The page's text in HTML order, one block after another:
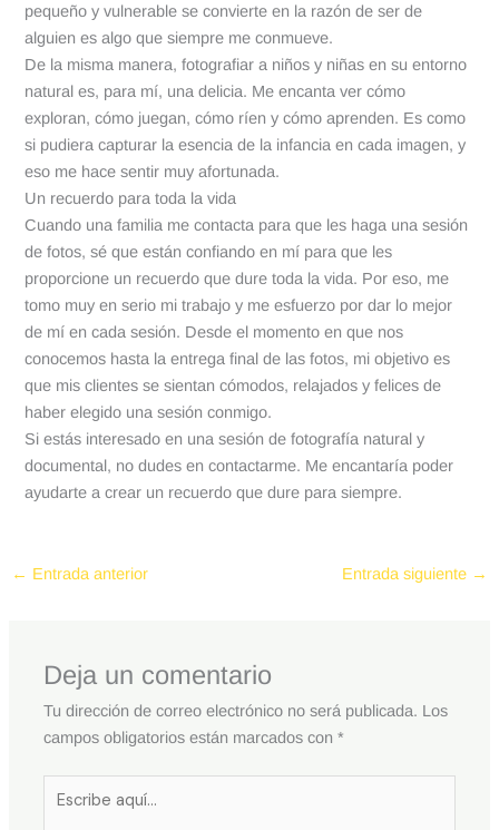
pequeño y vulnerable se convierte en la razón de ser de
alguien es algo que siempre me conmueve.
De la misma manera, fotografiar a niños y niñas en su entorno
natural es, para mí, una delicia. Me encanta ver cómo
exploran, cómo juegan, cómo ríen y cómo aprenden. Es como
si pudiera capturar la esencia de la infancia en cada imagen, y
eso me hace sentir muy afortunada.
Un recuerdo para toda la vida
Cuando una familia me contacta para que les haga una sesión
de fotos, sé que están confiando en mí para que les
proporcione un recuerdo que dure toda la vida. Por eso, me
tomo muy en serio mi trabajo y me esfuerzo por dar lo mejor
de mí en cada sesión. Desde el momento en que nos
conocemos hasta la entrega final de las fotos, mi objetivo es
que mis clientes se sientan cómodos, relajados y felices de
haber elegido una sesión conmigo.
Si estás interesado en una sesión de fotografía natural y
documental, no dudes en contactarme. Me encantaría poder
ayudarte a crear un recuerdo que dure para siempre.
← Entrada anterior Entrada siguiente →
Deja un comentario
Tu dirección de correo electrónico no será publicada. Los
campos obligatorios están marcados con*